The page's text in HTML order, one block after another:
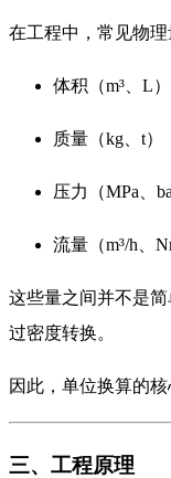
在工程中，常见物理
体积（m³、L）
质量（kg、t）
压力（MPa、
流量（m³/h、
这些量之间并不是
过密度转换。
因此，单位换算的
三、工程原理